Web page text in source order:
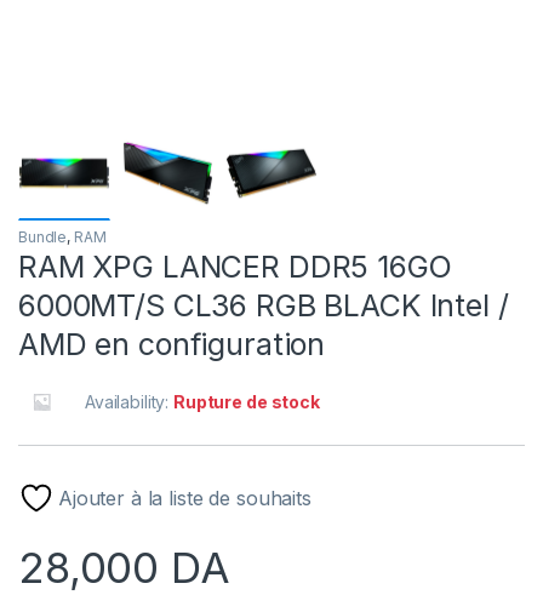
Bundle, RAM
RAM XPG LANCER DDR5 16GO
6000MT/S CL36 RGB BLACK Intel /
AMD en configuration
Availability: Rupture de stock
Ajouter à la liste de souhaits
28,000 DA